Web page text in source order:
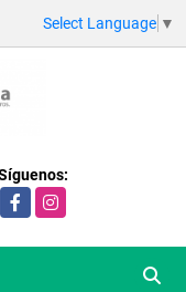
Select Language ▼
FacebookInstagram